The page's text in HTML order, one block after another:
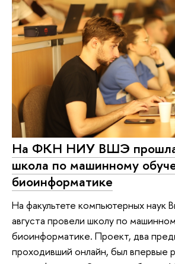
На ФКН НИУ ВШЭ прошла
школа по машинному
биоинформатике
На факультете компьютерных наук
августа провели школу по
биоинформатике. Проект, два
проходивший онлайн, был впервые